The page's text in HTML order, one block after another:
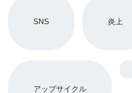
SNS 炎上
アップサイクル